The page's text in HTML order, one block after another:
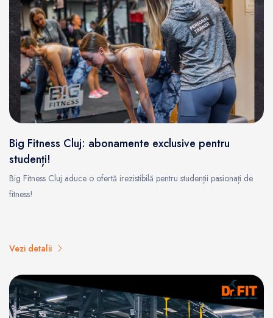
Big Fitness Cluj: abonamente exclusive pentru
studenți!
Big Fitness Cluj aduce o ofertă irezistibilă pentru studenții pasionați de
fitness!
Vezi detalii